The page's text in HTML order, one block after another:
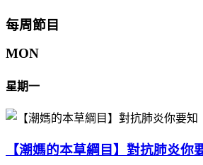
每周節目
MON
星期一
【潮媽的本草綱目】對抗肺炎你